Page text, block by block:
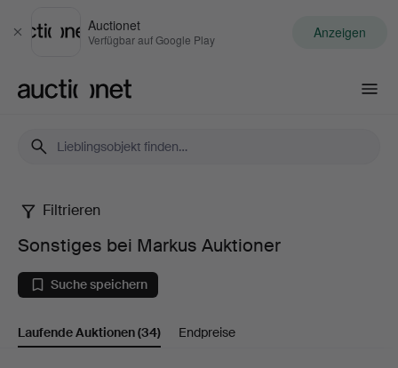
Schließen
Auctionet
Verfügbar auf Google Play Anzeigen
Sonstiges
bei
Markus
Auktioner
Filtrieren
Sonstiges bei Markus Auktioner
Suche speichern
Laufende Auktionen(34) Endpreise